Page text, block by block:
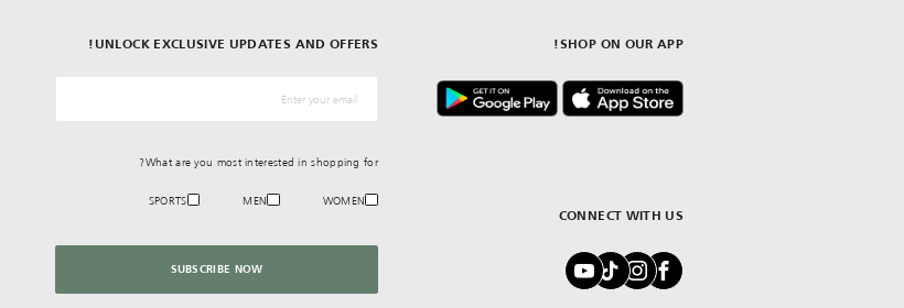
CONNECT WITH US
SHOP ON OUR APP!
UNLOCK EXCLUSIVE UPDATES AND OFFERS!
What are you most interested in shopping for?
WOMEN
MEN
SPORTS
SUBSCRIBE NOW